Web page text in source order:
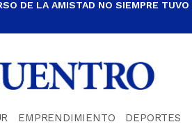
DE LA AMISTAD NO SIEMPRE
EMPRENDIMIENTO DEPORTES